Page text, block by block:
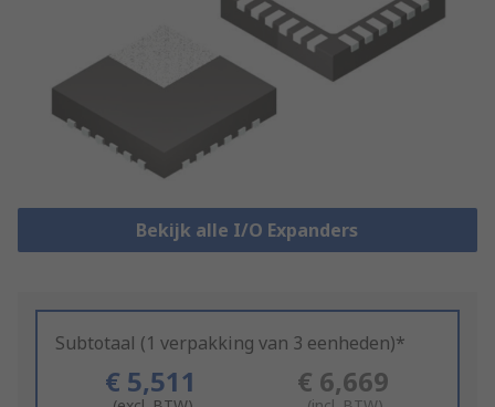
Bekijk alle I/O Expanders
Subtotaal (1 verpakking van 3 eenheden)*
€ 5,511 € 6,669